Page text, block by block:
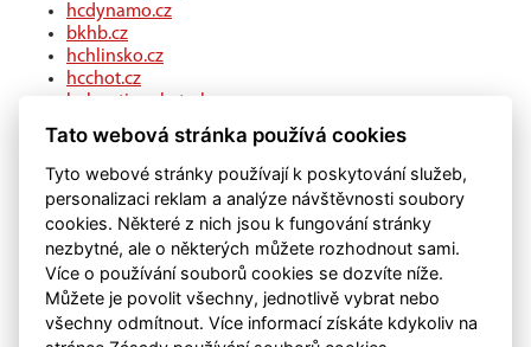
hcdynamo.cz
bkhb.cz
hchlinsko.cz
hcchot.cz
kohouti-ceskatrebova.cz
hcledec.cz
hclitomysl.cz
hcskutec.cz
hcslovan.com
hcchocen.cz
hcpolicka.com
hcsvetlans.cz
eSports.cz
klubweb.cz
onlajny.com
Tato webová stránka používá cookies
Tyto webové stránky používají k poskytování služeb,
personalizaci reklam a analýze návštěvnosti soubory
cookies. Některé z nich jsou k fungování stránky
nezbytné, ale o některých můžete rozhodnout sami.
Více o používání souborů cookies se dozvíte níže.
Můžete je povolit všechny, jednotlivě vybrat nebo
všechny odmítnout. Více informací získáte kdykoliv na